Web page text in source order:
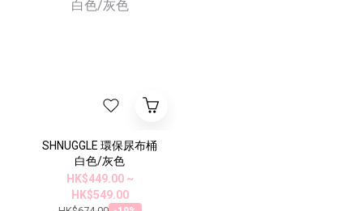
SHNUGGLE 環保尿布桶
白色/灰色
HK$449.00 ~
HK$549.00